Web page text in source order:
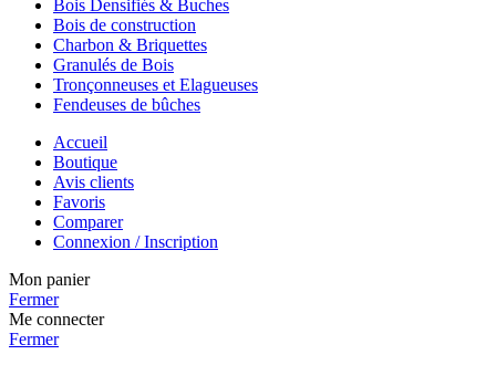
Bois Densifiés & Buches
Bois de construction
Charbon & Briquettes
Granulés de Bois
Tronçonneuses et Elagueuses
Fendeuses de bûches
Accueil
Boutique
Avis clients
Favoris
Comparer
Connexion / Inscription
Mon panier
Fermer
Me connecter
Fermer